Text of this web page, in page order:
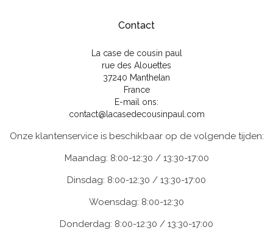
Contact
La case de cousin paul
rue des Alouettes
37240 Manthelan
France
E-mail ons:
contact@lacasedecousinpaul.com
Onze klantenservice is beschikbaar op de volgende tijden:
Maandag: 8:00-12:30 / 13:30-17:00
Dinsdag: 8:00-12:30 / 13:30-17:00
Woensdag: 8:00-12:30
Donderdag: 8:00-12:30 / 13:30-17:00